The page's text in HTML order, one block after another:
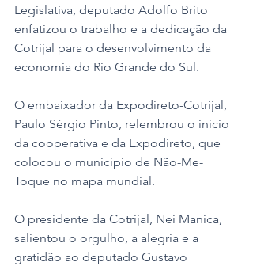
Legislativa, deputado Adolfo Brito
enfatizou o trabalho e a dedicação da
Cotrijal para o desenvolvimento da
economia do Rio Grande do Sul.
O embaixador da Expodireto-Cotrijal,
Paulo Sérgio Pinto, relembrou o início
da cooperativa e da Expodireto, que
colocou o município de Não-Me-
Toque no mapa mundial.
O presidente da Cotrijal, Nei Manica,
salientou o orgulho, a alegria e a
gratidão ao deputado Gustavo